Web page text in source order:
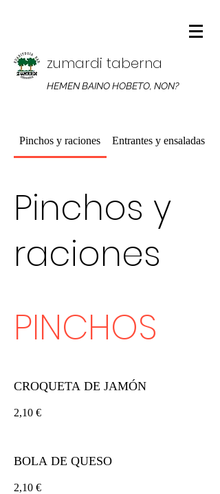
zumardi taberna
HEMEN BAINO HOBETO, NON?
Pinchos y raciones Entrantes y ensaladas
Pinchos y
raciones
PINCHOS
CROQUETA DE JAMÓN
2,10 €
BOLA DE QUESO
2,10 €